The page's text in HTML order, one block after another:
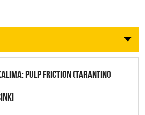
PULP FRICTION (TARANTINO